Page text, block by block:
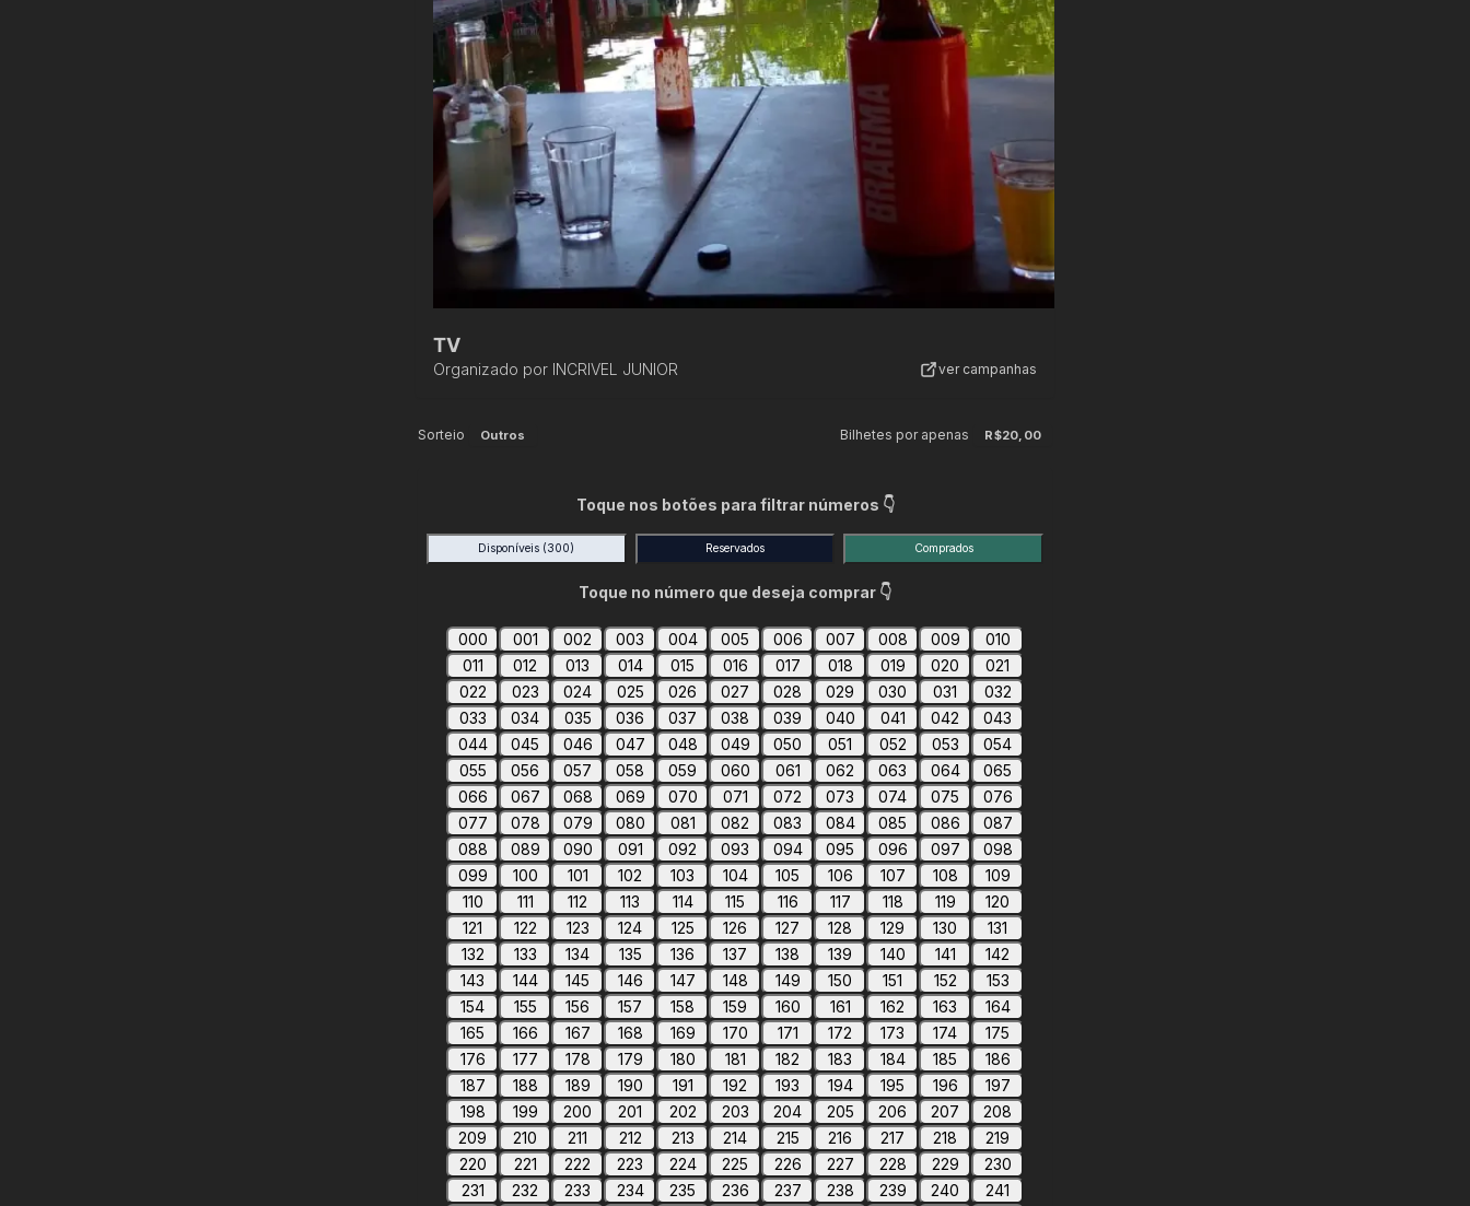
TV
Organizado por INCRIVEL JUNIOR ver campanhas
Sorteio Outros Bilhetes por apenas R$20,00
Toque nos botões para filtrar números 👇
Disponíveis (300) Reservados Comprados
Toque no número que deseja comprar 👇
000 001 002 003 004 005 006 007 008 009
010
011
012 013 014 015 016 017 018 019 020
021
022
023 024 025 026 027 028 029 030 031
032
033
034 035 036 037 038 039 040 041 042
043
044
045 046 047 048 049 050 051 052 053
054
055
056 057 058 059 060 061 062 063 064
065
066
067 068 069 070 071 072 073 074 075
076
077
078 079 080 081 082 083 084 085 086
087
088
089 090 091 092 093 094 095 096 097
098
099
100 101 102 103 104 105 106 107 108
109
110
111 112 113 114 115 116 117 118 119
120
121
122 123 124 125 126 127 128 129 130
131
132
133 134 135 136 137 138 139 140 141
142
143
144 145 146 147 148 149 150 151 152
153
154
155 156 157 158 159 160 161 162 163
164
165
166 167 168 169 170 171 172 173 174
175
176
177 178 179 180 181 182 183 184 185
186
187
188 189 190 191 192 193 194 195 196
197
198
199 200 201 202 203 204 205 206 207
208
209
210 211 212 213 214 215 216 217 218
219
220
221 222 223 224 225 226 227 228 229
230
231
232 233 234 235 236 237 238 239 240
241